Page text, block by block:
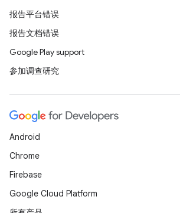
报告平台错误
报告文档错误
Google Play support
参加调查研究
Android
Chrome
Firebase
Google Cloud Platform